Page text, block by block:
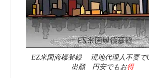
EZ米国商標登録 現地代理人不要で
出願 円安でもお得